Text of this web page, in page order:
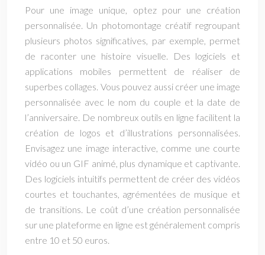
Pour une image unique, optez pour une création
personnalisée. Un photomontage créatif regroupant
plusieurs photos significatives, par exemple, permet
de raconter une histoire visuelle. Des logiciels et
applications mobiles permettent de réaliser de
superbes collages. Vous pouvez aussi créer une image
personnalisée avec le nom du couple et la date de
l’anniversaire. De nombreux outils en ligne facilitent la
création de logos et d’illustrations personnalisées.
Envisagez une image interactive, comme une courte
vidéo ou un GIF animé, plus dynamique et captivante.
Des logiciels intuitifs permettent de créer des vidéos
courtes et touchantes, agrémentées de musique et
de transitions. Le coût d’une création personnalisée
sur une plateforme en ligne est généralement compris
entre 10 et 50 euros.